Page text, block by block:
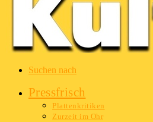
Suchen nach
Pressfrisch
Plattenkritiken
Zurzeit im Ohr